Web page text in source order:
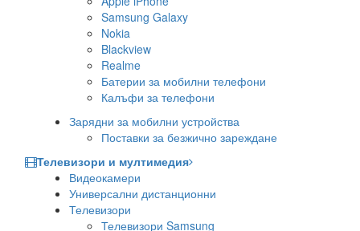
Samsung Galaxy
Nokia
Blackview
Realme
Батерии за мобилни телефони
Калъфи за телефони
Зарядни за мобилни устройства
Поставки за безжично зареждане
Телевизори и мултимедия
Видеокамери
Универсални дистанционни
Телевизори
Телевизори Samsung